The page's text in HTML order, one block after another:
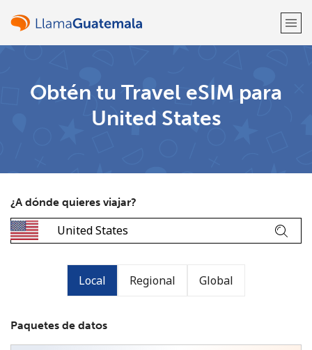
¿Ya tienes una cuenta?Inicia sesión →
Obtén tu Travel eSIM para
United States
¿A dónde quieres viajar?
Local Regional Global
Paquetes de datos